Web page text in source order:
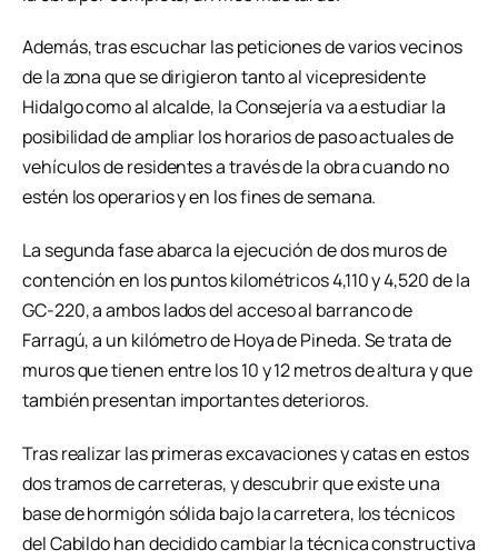
Además, tras escuchar las peticiones de varios vecinos
de la zona que se dirigieron tanto al vicepresidente
Hidalgo como al alcalde, la Consejería va a estudiar la
posibilidad de ampliar los horarios de paso actuales de
vehículos de residentes a través de la obra cuando no
estén los operarios y en los fines de semana.
La segunda fase abarca la ejecución de dos muros de
contención en los puntos kilométricos 4,110 y 4,520 de la
GC-220, a ambos lados del acceso al barranco de
Farragú, a un kilómetro de Hoya de Pineda. Se trata de
muros que tienen entre los 10 y 12 metros de altura y que
también presentan importantes deterioros.
Tras realizar las primeras excavaciones y catas en estos
dos tramos de carreteras, y descubrir que existe una
base de hormigón sólida bajo la carretera, los técnicos
del Cabildo han decidido cambiar la técnica constructiva